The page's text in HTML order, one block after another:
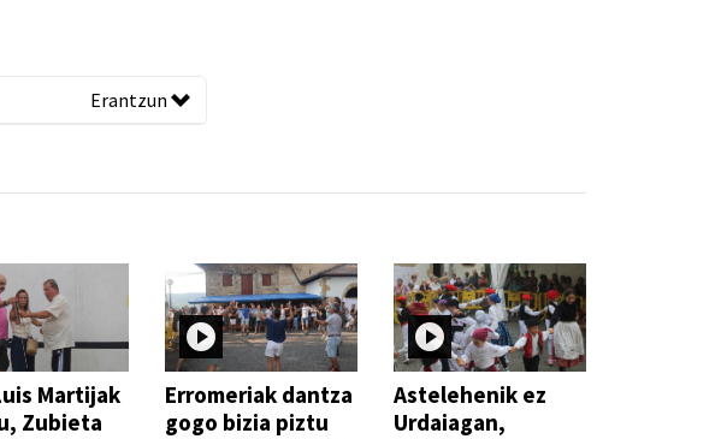
Erantzun
Martijak
Zubieta
Erromeriak dantza
gogo bizia piztu
Astelehenik ez
Urdaiagan,